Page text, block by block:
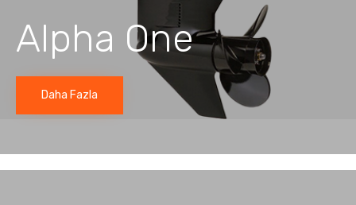
Alpha One
Daha Fazla